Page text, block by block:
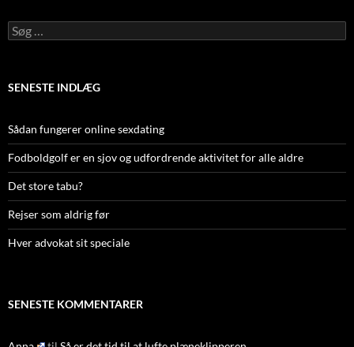
Søg
efter:
SENESTE INDLÆG
Sådan fungerer online sexdating
Fodboldgolf er en sjov og udfordrende aktivitet for alle aldre
Det store tabu?
Rejser som aldrig før
Hver advokat sit speciale
SENESTE KOMMENTARER